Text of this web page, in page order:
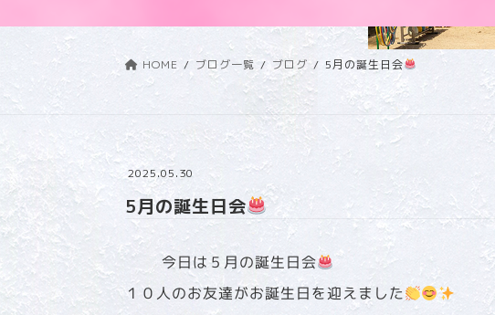
HOME ブログ一覧 ブログ 5月の誕生日会
2025.05.30
5月の誕生日会
今日は５月の誕生日会
１０人のお友達がお誕生日を迎えました